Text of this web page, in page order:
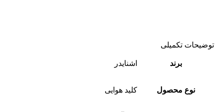
توضیحات تکمیلی
برند اشنایدر
نوع محصول کلید هوایی